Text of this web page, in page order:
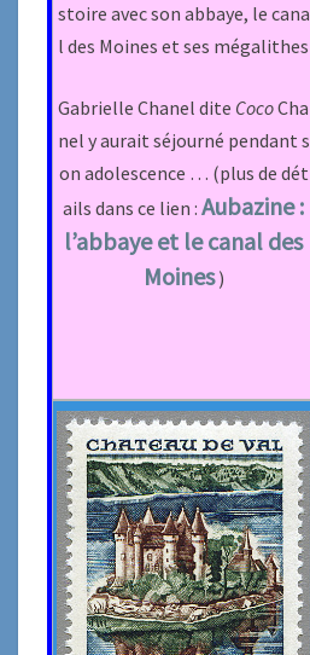
stoire avec son abbaye, le cana
l des Moines et ses mégalithes
Gabrielle Chanel dite CocoCha
nel y aurait séjourné pendant s
on adolescence … (plus de dét
ails dans ce lien : Aubazine :
l’abbaye et le canal des
Moines)